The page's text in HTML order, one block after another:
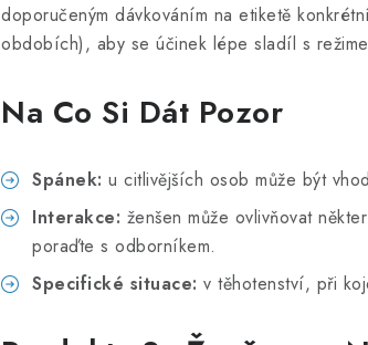
doporučeným dávkováním na etiketě
obdobích), aby se účinek lépe sladíl s
Na Co Si Dát Pozor
Spánek: u citlivějších osob může být
Interakce: ženšen může ovlivňovat
poraďte s odborníkem.
Specifické situace: v těhotenství, při